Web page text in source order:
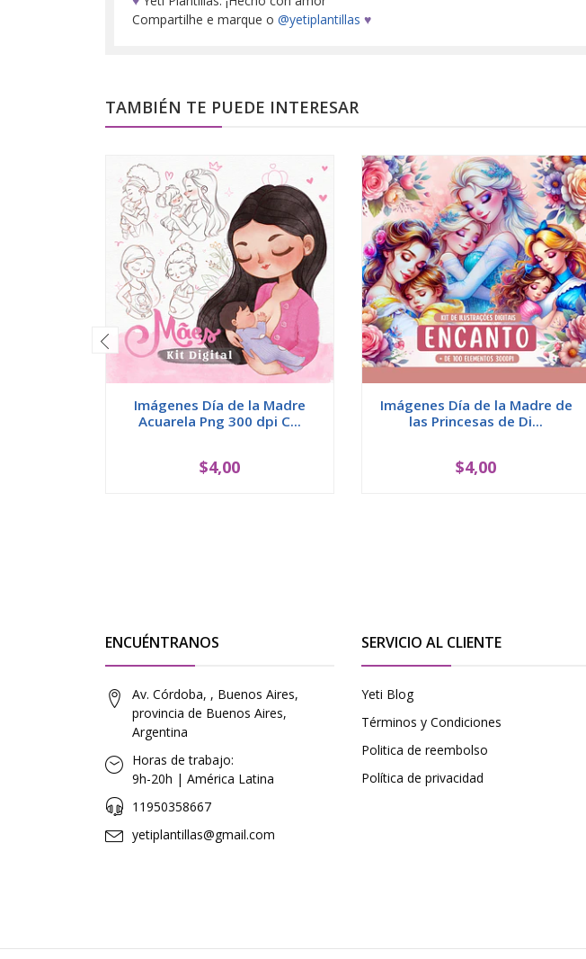
Compartilhe e marque o @yetiplantillas ♥
TAMBIÉN TE PUEDE INTERESAR
Imágenes Día de la Madre
Acuarela Png 300 dpi C...
$4,00
Imágenes Día de la Madre de
las Princesas de Di...
$4,00
ENCUÉNTRANOS
Av. Córdoba, , Buenos Aires,
provincia de Buenos Aires,
Argentina
Horas de trabajo:
9h-20h | América Latina
11950358667
yetiplantillas@gmail.com
SERVICIO AL CLIENTE
Yeti Blog
Términos y Condiciones
Politica de reembolso
Política de privacidad